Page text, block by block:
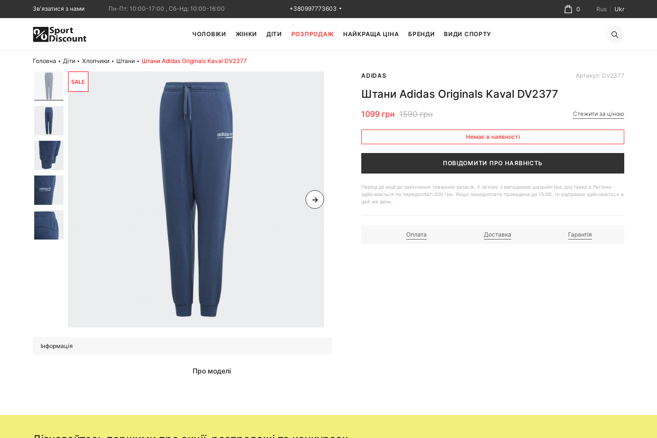
ЧОЛОВІКИ ЖІНКИ ДІТИ РОЗПРОДАЖ НАЙКРАЩА ЦІНА БРЕНДИ ВИДИ СПОРТУ
+380997773603
Зв'язатися з нами Пн-Пт: 10:00-17:00 , Сб-Нд: 10:00-16:00 0 Rus Ukr
Головна Діти Хлопчики Штани
Штани Adidas Originals Kaval DV2377
ADIDAS
Артикул: DV2377
Штани Adidas Originals Kaval DV2377
1099 грн 1590 грн Стежити за ціною
Немає в наявності
ПОВІДОМИТИ ПРО НАЯВНІСТЬ
Період дії акції до закінчення товарних запасів. У зв'язку з випадками шахрайства, доставка в Регіони
здійснюється по передоплаті 200 грн. Якщо передоплата проведена до 15:00, то відправка здійснюється в
цей же день.
Оплата Доставка Гарантія
Інформація
Про моделі